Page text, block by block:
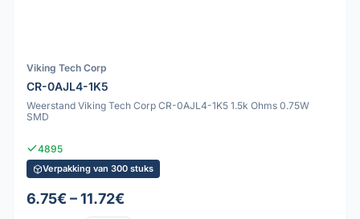
Viking Tech Corp
CR-0AJL4-1K5
Weerstand Viking Tech Corp CR-0AJL4-1K5 1.5k Ohms 0.75W
SMD
4895
Verpakking van 300 stuks
6.75€ – 11.72€